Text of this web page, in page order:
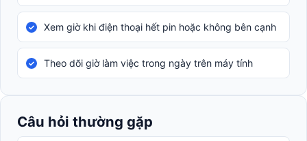
Xem giờ khi điện thoại hết pin hoặc không bên cạnh
Theo dõi giờ làm việc trong ngày trên máy tính
Câu hỏi thường gặp